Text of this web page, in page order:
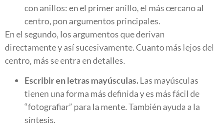
con anillos: en el primer anillo, el más cercano al
centro, pon argumentos principales.
En el segundo, los argumentos que derivan
directamente y así sucesivamente. Cuanto más lejos del
centro, más se entra en detalles.
Escribir en letras mayúsculas.Las mayúsculas
tienen una forma más definida y es más fácil de
“fotografiar” para la mente. También ayuda a la
síntesis.